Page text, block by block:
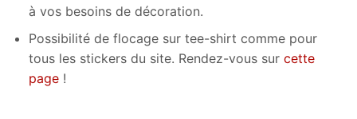
à vos besoins de décoration.
Possibilité de flocage sur tee-shirt comme pour
tous les stickers du site. Rendez-vous sur cette
page!